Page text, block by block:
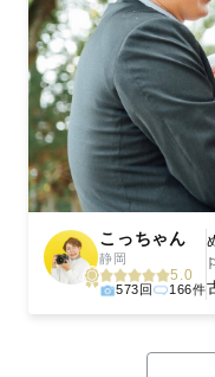
こっちゃん
静岡
5.0
573回 166件